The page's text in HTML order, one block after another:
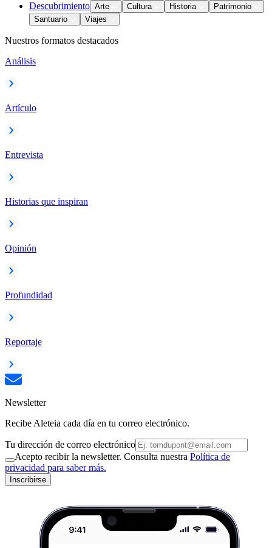
Descubrimiento Arte Cultura Historia
Patrimonio
Santuario
Viajes
Nuestros formatos destacados
Análisis
Artículo
Entrevista
Historias que inspiran
Opinión
Profundidad
Reportaje
Newsletter
Recibe Aleteia cada día en tu correo electrónico.
Tu dirección de correo electrónico
Acepto recibir la newsletter. Consulta nuestra Política de
privacidad para saber más.
Inscribirse